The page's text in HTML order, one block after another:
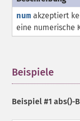
num akzeptiert
eine numerische
Beispiele
Beispiel #1 abs()-